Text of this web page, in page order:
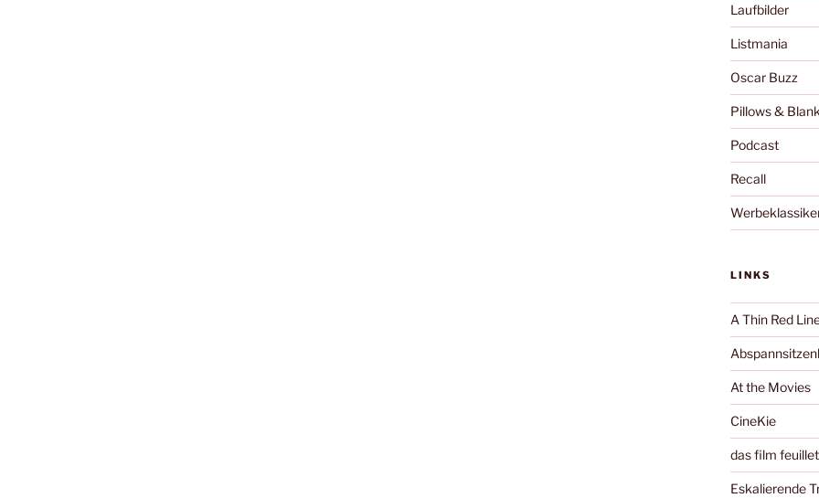
Laufbilder
Listmania
Oscar Buzz
Pillows &
Podcast
Recall
LINKS
A Thin Red
At the Movies
CineKie
das film
Eskalierende